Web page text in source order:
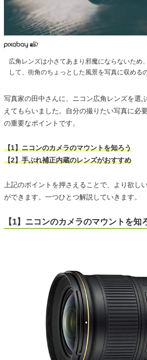
広角レンズは小さてあまり邪魔にならないため
して、街角のちょっとした風景を写真に収める
写真家の田中さんに、ニコン広角レンズを選
えてもらいました。自分の撮りたい写真に必
の重要なポイントです。
【1】ニコンのカメラのマウントを知ろう
【2】手ぶれ補正内蔵のレンズがおすすめ
上記のポイントを押さえることで、より欲し
ができます。一つひとつ解説していきます。
【1】ニコンのカメラのマウントを知